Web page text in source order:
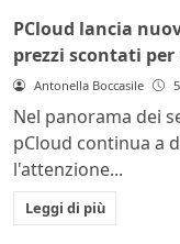
PCloud lancia
prezzi scontati
Antonella Boccasile
Nel panorama dei
pCloud continua a
l'attenzione...
Leggi di più